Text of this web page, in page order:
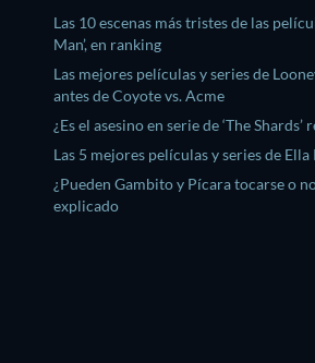
Las 10 escenas más tristes de las
Man’, en ranking
Las mejores películas y series de
antes de Coyote vs. Acme
¿Es el asesino en serie de ‘The Shards’
Las 5 mejores películas y series de
¿Pueden Gambito y Pícara tocarse o
explicado